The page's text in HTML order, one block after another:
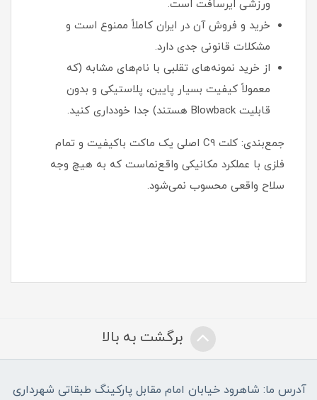
ورزشی ایرسافت است.
خرید و فروش آن در ایران کاملاً ممنوع است و
مشکلات قانونی جدی دارد.
از خرید نمونه‌های تقلبی با نام‌های مشابه (که
معمولاً کیفیت بسیار پایین، پلاستیکی و بدون
قابلیت Blowback هستند) جدا خودداری کنید.
جمع‌بندی: کلت C9 اصلی یک ماکت باکیفیت و تمام
فلزی با عملکرد مکانیکی واقع‌نماست که به هیچ وجه
سلاح واقعی محسوب نمی‌شود.
برگشت به بالا
آدرس ما: شاهرود خیابان امام مقابل پارکینگ طبقاتی شهرداری